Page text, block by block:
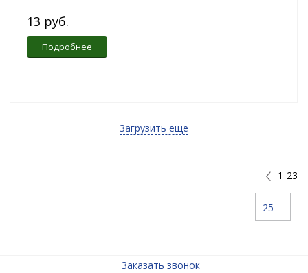
13 руб.
Подробнее
Загрузить еще
1 23
25
Заказать звонок